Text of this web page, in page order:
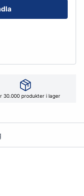
30.000 produkter i lager